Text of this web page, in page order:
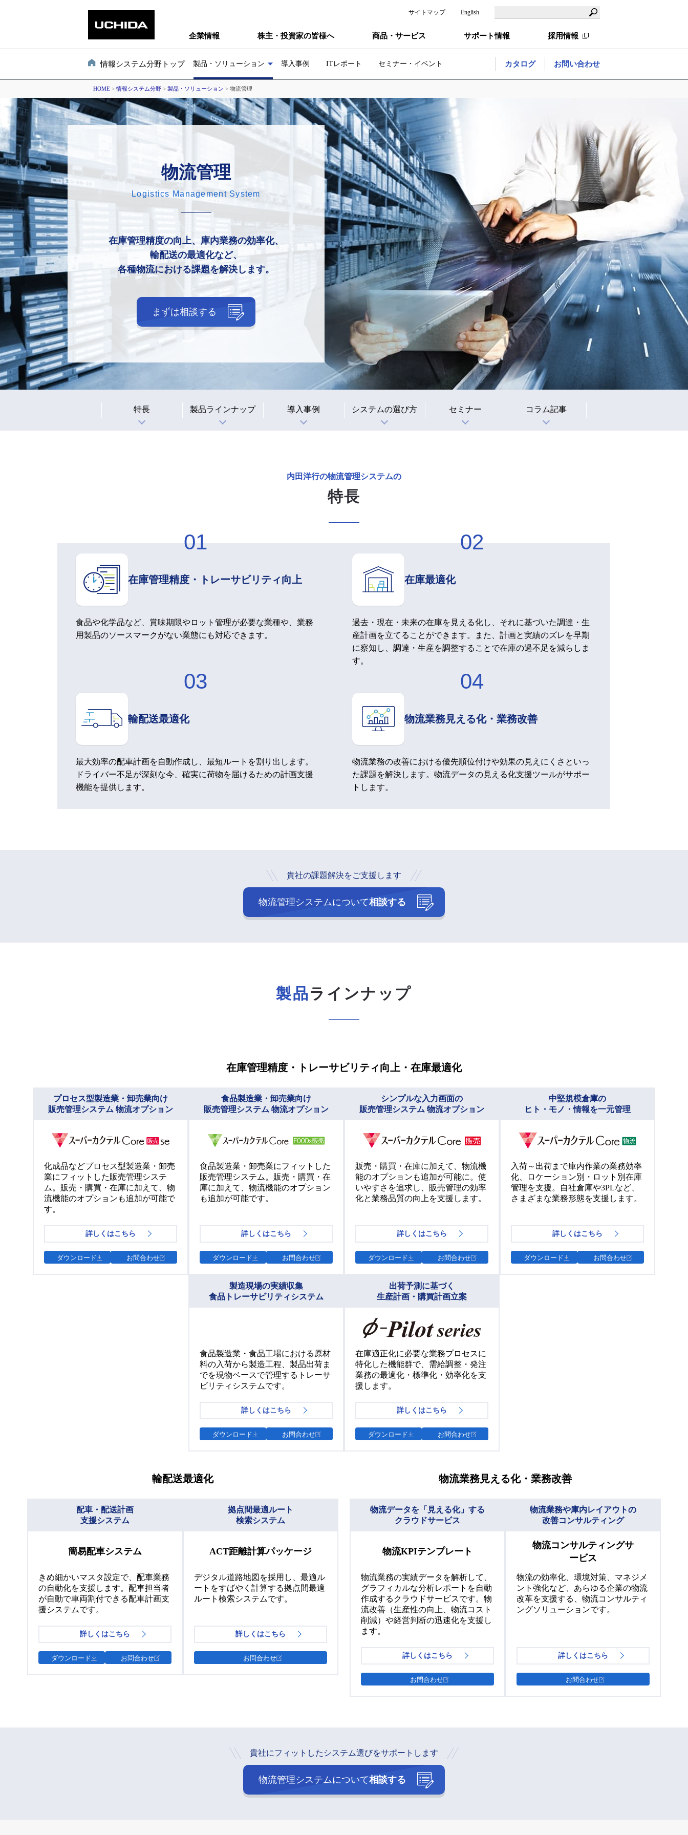
サイトマップ English
企業情報 株主・投資家の皆様へ 商品・サービス サポート情報 採用情報
情報システム分野トップ 製品・ソリューション 導入事例 ITレポート セミナー・イベント カタログ お問い合わせ
HOME >情報システム分野 > 製品・ソリューション > 物流管理
物流管理
Logistics Management System
在庫管理精度の向上、庫内業務の効率化、
輸配送の最適化など、
各種物流における課題を解決します。
まずは相談する
特長 製品ラインナップ 導入事例 システムの選び方 セミナー コラム記事
内田洋行の物流管理システムの
特長
在庫管理精度・トレーサビリティ向上
食品や化学品など、賞味期限やロット管理が必要な業種や、業務
用製品のソースマークがない業態にも対応できます。
在庫最適化
過去・現在・未来の在庫を見える化し、それに基づいた調達・生
産計画を立てることができます。また、計画と実績のズレを早期
に察知し、調達・生産を調整することで在庫の過不足を減らしま
す。
輸配送最適化
最大効率の配車計画を自動作成し、最短ルートを割り出します。
ドライバー不足が深刻な今、確実に荷物を届けるための計画支援
機能を提供します。
物流業務見える化・業務改善
物流業務の改善における優先順位付けや効果の見えにくさといっ
た課題を解決します。物流データの見える化支援ツールがサポー
トします。
貴社の課題解決をご支援します
物流管理システムについて相談する
製品ラインナップ
在庫管理精度・トレーサビリティ向上・在庫最適化
プロセス型製造業・卸売業向け
販売管理システム 物流オプション
化成品などプロセス型製造業・卸売
業にフィットした販売管理システ
ム。販売・購買・在庫に加えて、物
流機能のオプションも追加が可能で
す。
詳しくはこちら
ダウンロード お問合わせ
食品製造業・卸売業向け
販売管理システム 物流オプション
食品製造業・卸売業にフィットした
販売管理システム。販売・購買・在
庫に加えて、物流機能のオプション
も追加が可能です。
詳しくはこちら
ダウンロード お問合わせ
シンプルな入力画面の
販売管理システム 物流オプション
販売・購買・在庫に加えて、物流機
能のオプションも追加が可能に。使
いやすさを追求し、販売管理の効率
化と業務品質の向上を支援します。
詳しくはこちら
ダウンロード お問合わせ
中堅規模倉庫の
ヒト・モノ・情報を一元管理
入荷～出荷まで庫内作業の業務効率
化、ロケーション別・ロット別在庫
管理を支援。自社倉庫や3PLなど、
さまざまな業務形態を支援します。
詳しくはこちら
ダウンロード お問合わせ
製造現場の実績収集
食品トレーサビリティシステム
食品製造業・食品工場における原材
料の入荷から製造工程、製品出荷ま
でを現物ベースで管理するトレーサ
ビリティシステムです。
詳しくはこちら
ダウンロード お問合わせ
出荷予測に基づく
生産計画・購買計画立案
在庫適正化に必要な業務プロセスに
特化した機能群で、需給調整・発注
業務の最適化・標準化・効率化を支
援します。
詳しくはこちら
ダウンロード お問合わせ
輸配送最適化
配車・配送計画
支援システム
簡易配車システム
きめ細かいマスタ設定で、配車業務
の自動化を支援します。配車担当者
が自動で車両割付できる配車計画支
援システムです。
詳しくはこちら
ダウンロード お問合わせ
拠点間最適ルート
検索システム
ACT距離計算パッケージ
デジタル道路地図を採用し、最適ル
ートをすばやく計算する拠点間最適
ルート検索システムです。
詳しくはこちら
お問合わせ
物流業務見える化・業務改善
物流データを「見える化」する
クラウドサービス
物流KPIテンプレート
物流業務の実績データを解析して、
グラフィカルな分析レポートを自動
作成するクラウドサービスです。物
流改善（生産性の向上、物流コスト
削減）や経営判断の迅速化を支援し
ます。
詳しくはこちら
お問合わせ
物流業務や庫内レイアウトの
改善コンサルティング
物流コンサルティングサ
ービス
物流の効率化、環境対策、マネジメ
ント強化など、あらゆる企業の物流
改革を支援する、物流コンサルティ
ングソリューションです。
詳しくはこちら
お問合わせ
貴社にフィットしたシステム選びをサポートします
物流管理システムについて相談する